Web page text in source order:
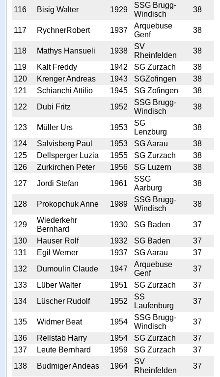
116 Bisig Walter 1929
SSG Brugg-
Windisch
38
117 RychnerRobert 1937
Arquebuse
Genf
38
118 Mathys Hansueli 1938
SV
Rheinfelden
38
119
Kalt Freddy 1942 SG Zurzach
38
120
Krenger Andreas 1943 SGZofingen
38
121
Schianchi Attilio 1945 SG Zofingen
38
122
Dubi Fritz 1952
SSG Brugg-
Windisch
38
123 Müller Urs 1953
SG
Lenzburg
38
124
Salvisberg Paul 1953 SG Aarau
38
125
Dellsperger Luzia 1955 SG Zurzach
38
126
Zurkirchen Peter 1956 SG Luzern
38
127
Jordi Stefan 1961
SSG
Aarburg
38
128 Prokopchuk Anne 1989
SSG Brugg-
Windisch
38
129
Wiederkehr
Bernhard
1930 SG Baden
37
130
Hauser Rolf 1932 SG Baden
37
131
Egil Werner 1937 SG Aarau
37
132
Dumoulin Claude 1947
Arquebuse
Genf
37
133
Lüber Walter 1951 SG Zurzach
37
134
Lüscher Rudolf 1952
SS
Laufenburg
37
135 Widmer Beat 1954
SSG Brugg-
Windisch
37
136
Rellstab Harry 1954 SG Zurzach
37
137
Leute Bernhard 1959 SG Zurzach
37
138
Budmiger Andeas 1964
SV
Rheinfelden
37